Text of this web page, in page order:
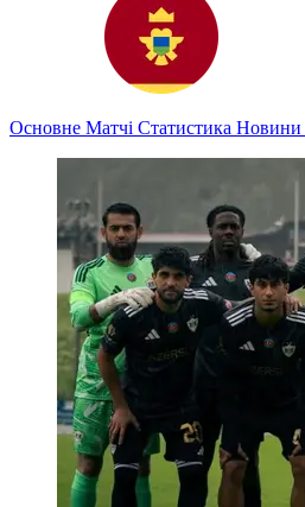
Основне Матчі Статистика Новини